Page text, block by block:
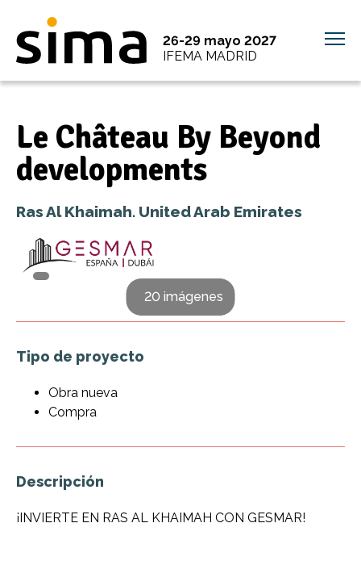
26-29 mayo 2027
IFEMA MADRID
Le Château By Beyond
developments
Ras Al Khaimah. United Arab Emirates
20 imágenes
Tipo de proyecto
Obra nueva
Compra
Descripción
¡INVIERTE EN RAS AL KHAIMAH CON GESMAR!